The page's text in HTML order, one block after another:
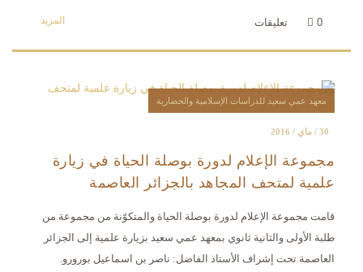
المزيد 0 تعليقات
معهد عمي سعيد للدراسات الإسلامية والحضارية
مجموعة الإعلام لدورة بوصلة الحياة في زيارة
علمية لمتحف المجاهد بالجزائر العاصمة
قامت مجموعة الإعلام لدورة بوصلة الحياة والمتكوّنة من مجموعة من
طلبة الأولى والثانية ثانوي بمعهد عمي سعيد بزيارة علمية إلى الجزائر
العاصمة تحت إشراف الأستاذ الفاضل: ناصر بن اسماعيل بورورو.